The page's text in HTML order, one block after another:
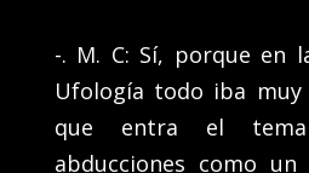
-. M. C: Sí, porque en
Ufología todo iba muy
que entra el
abducciones como